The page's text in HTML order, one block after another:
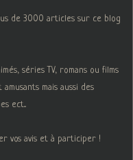
de 3000 articles sur ce blog
séries TV, romans ou films
mais aussi des
ect...
vos avis et à participer !